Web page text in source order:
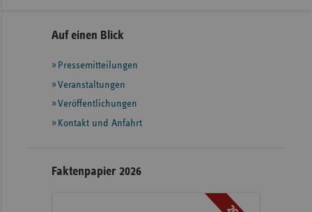
Seitennavigation
Seitenleiste
weiteren
Informationen
Auf einen Blick
Pressemitteilungen
Veranstaltungen
Veröffentlichungen
Kontakt und Anfahrt
Faktenpapier 2026